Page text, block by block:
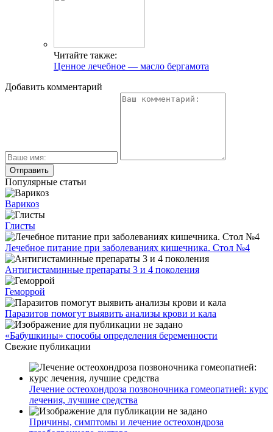
Читайте также:
Ценное лечебное — масло бергамота
Добавить комментарий
Популярные статьи
Варикоз
Глисты
Лечебное питание при заболеваниях кишечника. Стол №4
Антигистаминные препараты 3 и 4 поколения
Геморрой
Паразитов помогут выявить анализы крови и кала
«Бабушкины» способы определения беременности
Свежие публикации
Лечение остеохондроза позвоночника гомеопатией: курс
лечения, лучшие средства
Причины, симптомы и лечение остеохондроза